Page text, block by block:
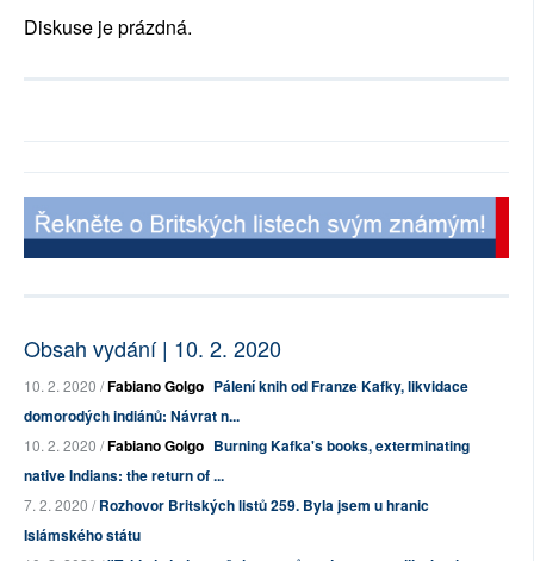
Diskuse je prázdná.
Obsah vydání | 10. 2. 2020
10. 2. 2020 /Fabiano Golgo Pálení knih od Franze Kafky, likvidace
domorodých indiánů: Návrat n...
10. 2. 2020 /Fabiano Golgo Burning Kafka's books, exterminating
native Indians: the return of ...
7. 2. 2020 /Rozhovor Britských listů 259. Byla jsem u hranic
Islámského státu